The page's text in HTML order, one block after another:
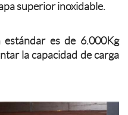
superior inoxidable.
estándar es de 6.000Kg
la capacidad de carga